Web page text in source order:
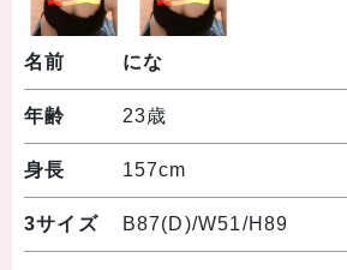
名前 にな
年齢 23歳
身長 157cm
3サイズ B87(D)/W51/H89